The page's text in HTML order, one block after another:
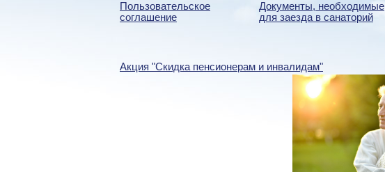
Пользовательское
соглашение
Документы, необходимые
для заезда в санаторий
Акция "Скидка пенсионерам и инвалидам"